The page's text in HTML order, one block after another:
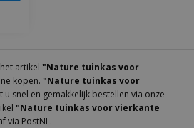
artikel "Nature tuinkas voor
kopen. "Nature tuinkas voor
u snel en gemakkelijk bestellen via onze
"Nature tuinkas voor vierkante
via PostNL.